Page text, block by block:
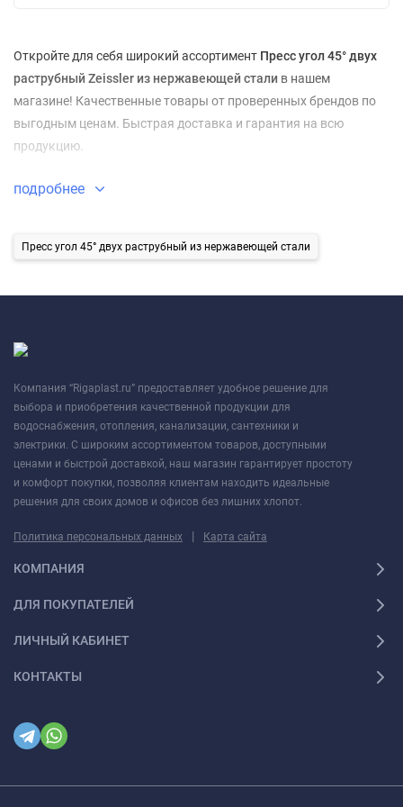
Откройте для себя широкий ассортимент Пресс угол 45° двух
раструбный Zeissler из нержавеющей стали в нашем
магазине! Качественные товары от проверенных брендов по
выгодным ценам. Быстрая доставка и гарантия на всю
продукцию.
подробнее
Пресс угол 45° двух раструбный из нержавеющей стали
Компания “Rigaplast.ru” предоставляет удобное решение для
выбора и приобретения качественной продукции для
водоснабжения, отопления, канализации, сантехники и
электрики. С широким ассортиментом товаров, доступными
ценами и быстрой доставкой, наш магазин гарантирует простоту
и комфорт покупки, позволяя клиентам находить идеальные
решения для своих домов и офисов без лишних хлопот.
Политика персональных данных | Карта сайта
КОМПАНИЯ
ДЛЯ ПОКУПАТЕЛЕЙ
ЛИЧНЫЙ КАБИНЕТ
КОНТАКТЫ